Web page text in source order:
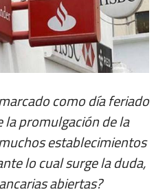
como día feriado
promulgación de la
establecimientos
lo cual surge la duda,
abiertas?